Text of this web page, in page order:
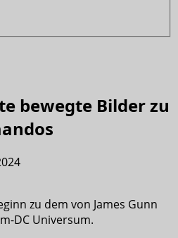
bewegte Bilder zu
zu dem von James Gunn
DC Universum.